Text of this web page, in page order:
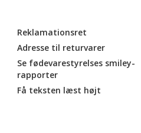
Reklamationsret
Adresse til returvarer
Se fødevarestyrelses smiley-
rapporter
Få teksten læst højt